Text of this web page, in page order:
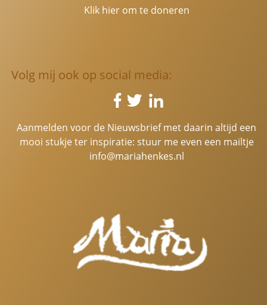
Klik hier om te doneren
Volg mij ook op social media:
Aanmelden voor de Nieuwsbrief met daarin altijd een
mooi stukje ter inspiratie: stuur me even een mailtje
info@mariahenkes.nl